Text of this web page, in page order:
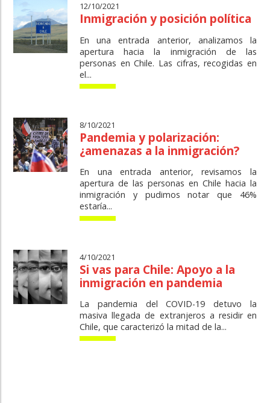
12/10/2021
Inmigración y posición política
En una entrada anterior, analizamos la
apertura hacia la inmigración de las
personas en Chile. Las cifras, recogidas en
el...
8/10/2021
Pandemia y polarización:
¿amenazas a la inmigración?
En una entrada anterior, revisamos la
apertura de las personas en Chile hacia la
inmigración y pudimos notar que 46%
estaría...
4/10/2021
Si vas para Chile: Apoyo a la
inmigración en pandemia
La pandemia del COVID-19 detuvo la
masiva llegada de extranjeros a residir en
Chile, que caracterizó la mitad de la...